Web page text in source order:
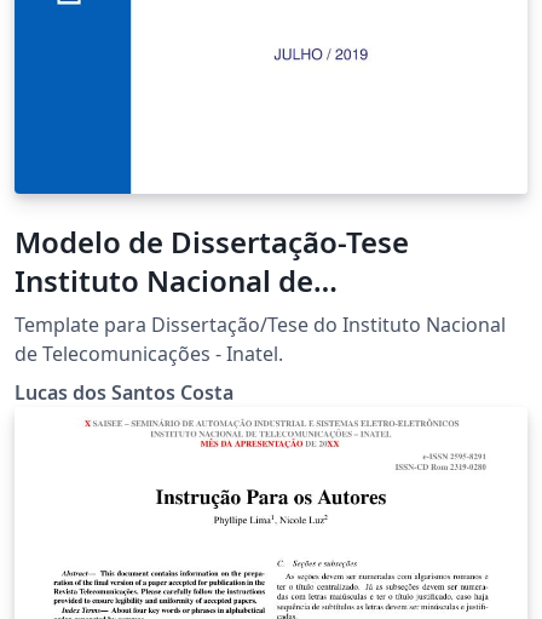
Modelo de Dissertação-Tese
Instituto Nacional de
Telecomunicações - Inatel
Template para Dissertação/Tese do Instituto Nacional
de Telecomunicações - Inatel.
Lucas dos Santos Costa